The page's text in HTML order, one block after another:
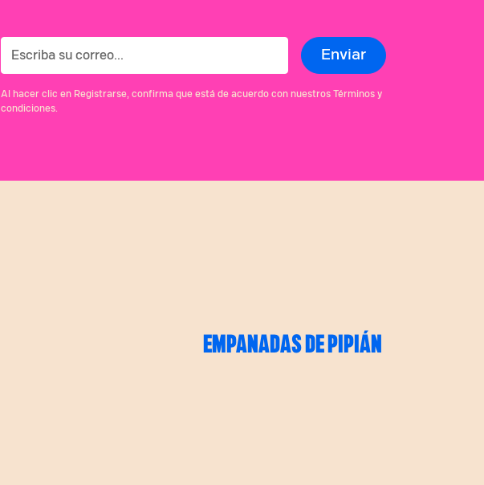
Al hacer clic en Registrarse, confirma que está de acuerdo con nuestros Términos y
condiciones.
EMPANADAS DE PIPIÁN